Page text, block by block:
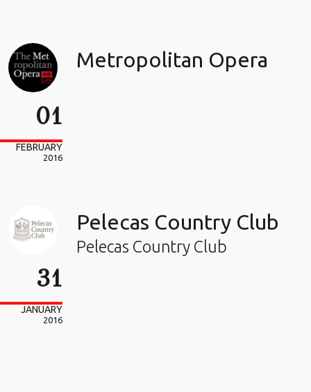
01
FEBRUARY
2016
Metropolitan Opera
31
JANUARY
2016
Pelecas Country Club
Pelecas Country Club